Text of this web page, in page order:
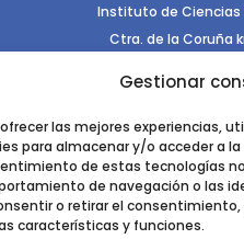
Gestionar
ofrecer las mejores experiencias,
para almacenar y/o acceder a
de estas tecnologías
de navegación o las
o retirar el
características y funciones.
Instituto de Ciencias
Ctra. de la Coruña
DE PRIVACIDAD. POLÍTICA DE COOKIES.